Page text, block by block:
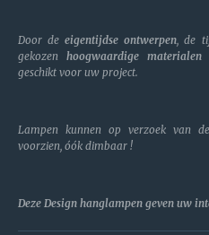
Door deeigentijdse ontwerpen, de
gekozenhoogwaardige materialen
geschikt voor uw project.
Lampen kunnen op verzoek van
voorzien, óók dimbaar !
Deze Design hanglampen geven uw